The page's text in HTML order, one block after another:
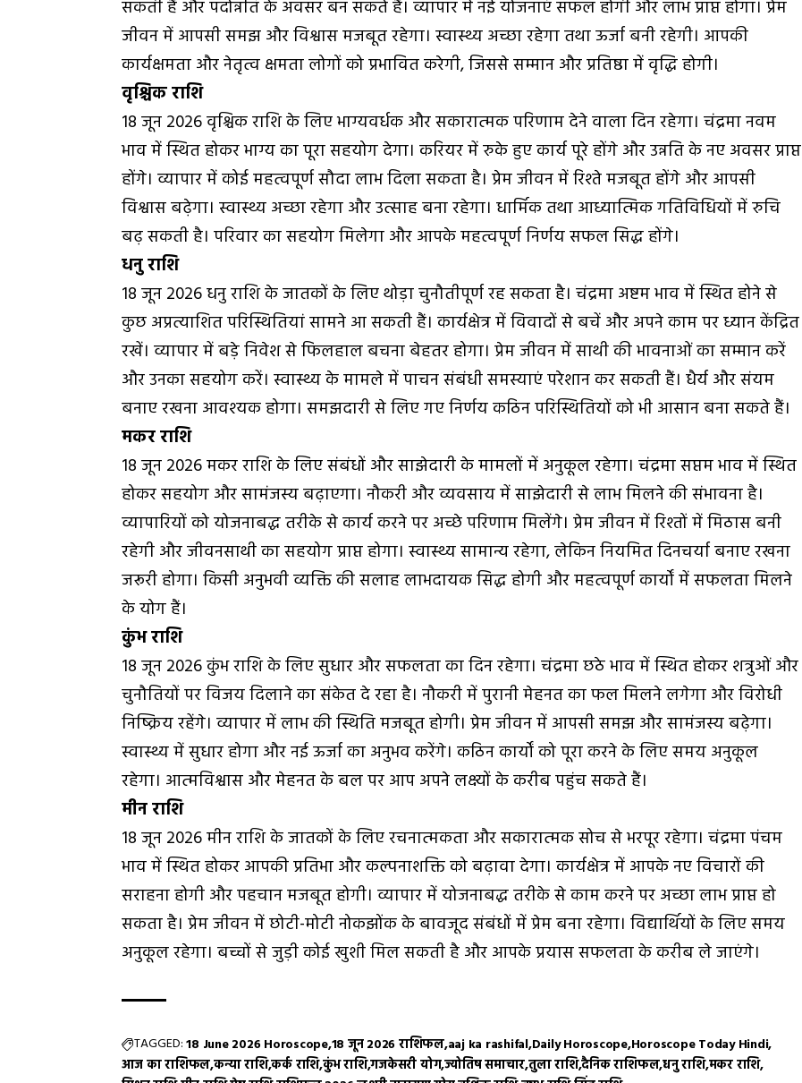
सकती हैं और पदोन्नति के अवसर बन सकते हैं। व्यापार में नई योजनाएं सफल होंगी और लाभ प्राप्त होगा। प्रेम
जीवन में आपसी समझ और विश्वास मजबूत रहेगा। स्वास्थ्य अच्छा रहेगा तथा ऊर्जा बनी रहेगी। आपकी
कार्यक्षमता और नेतृत्व क्षमता लोगों को प्रभावित करेगी, जिससे सम्मान और प्रतिष्ठा में वृद्धि होगी।
वृश्चिक राशि
18 जून 2026 वृश्चिक राशि के लिए भाग्यवर्धक और सकारात्मक परिणाम देने वाला दिन रहेगा। चंद्रमा नवम
भाव में स्थित होकर भाग्य का पूरा सहयोग देगा। करियर में रुके हुए कार्य पूरे होंगे और उन्नति के नए अवसर प्राप्त
होंगे। व्यापार में कोई महत्वपूर्ण सौदा लाभ दिला सकता है। प्रेम जीवन में रिश्ते मजबूत होंगे और आपसी
विश्वास बढ़ेगा। स्वास्थ्य अच्छा रहेगा और उत्साह बना रहेगा। धार्मिक तथा आध्यात्मिक गतिविधियों में रुचि
बढ़ सकती है। परिवार का सहयोग मिलेगा और आपके महत्वपूर्ण निर्णय सफल सिद्ध होंगे।
धनु राशि
18 जून 2026 धनु राशि के जातकों के लिए थोड़ा चुनौतीपूर्ण रह सकता है। चंद्रमा अष्टम भाव में स्थित होने से
कुछ अप्रत्याशित परिस्थितियां सामने आ सकती हैं। कार्यक्षेत्र में विवादों से बचें और अपने काम पर ध्यान केंद्रित
रखें। व्यापार में बड़े निवेश से फिलहाल बचना बेहतर होगा। प्रेम जीवन में साथी की भावनाओं का सम्मान करें
और उनका सहयोग करें। स्वास्थ्य के मामले में पाचन संबंधी समस्याएं परेशान कर सकती हैं। धैर्य और संयम
बनाए रखना आवश्यक होगा। समझदारी से लिए गए निर्णय कठिन परिस्थितियों को भी आसान बना सकते हैं।
मकर राशि
18 जून 2026 मकर राशि के लिए संबंधों और साझेदारी के मामलों में अनुकूल रहेगा। चंद्रमा सप्तम भाव में स्थित
होकर सहयोग और सामंजस्य बढ़ाएगा। नौकरी और व्यवसाय में साझेदारी से लाभ मिलने की संभावना है।
व्यापारियों को योजनाबद्ध तरीके से कार्य करने पर अच्छे परिणाम मिलेंगे। प्रेम जीवन में रिश्तों में मिठास बनी
रहेगी और जीवनसाथी का सहयोग प्राप्त होगा। स्वास्थ्य सामान्य रहेगा, लेकिन नियमित दिनचर्या बनाए रखना
जरूरी होगा। किसी अनुभवी व्यक्ति की सलाह लाभदायक सिद्ध होगी और महत्वपूर्ण कार्यों में सफलता मिलने
के योग हैं।
कुंभ राशि
18 जून 2026 कुंभ राशि के लिए सुधार और सफलता का दिन रहेगा। चंद्रमा छठे भाव में स्थित होकर शत्रुओं और
चुनौतियों पर विजय दिलाने का संकेत दे रहा है। नौकरी में पुरानी मेहनत का फल मिलने लगेगा और विरोधी
निष्क्रिय रहेंगे। व्यापार में लाभ की स्थिति मजबूत होगी। प्रेम जीवन में आपसी समझ और सामंजस्य बढ़ेगा।
स्वास्थ्य में सुधार होगा और नई ऊर्जा का अनुभव करेंगे। कठिन कार्यों को पूरा करने के लिए समय अनुकूल
रहेगा। आत्मविश्वास और मेहनत के बल पर आप अपने लक्ष्यों के करीब पहुंच सकते हैं।
मीन राशि
18 जून 2026 मीन राशि के जातकों के लिए रचनात्मकता और सकारात्मक सोच से भरपूर रहेगा। चंद्रमा पंचम
भाव में स्थित होकर आपकी प्रतिभा और कल्पनाशक्ति को बढ़ावा देगा। कार्यक्षेत्र में आपके नए विचारों की
सराहना होगी और पहचान मजबूत होगी। व्यापार में योजनाबद्ध तरीके से काम करने पर अच्छा लाभ प्राप्त हो
सकता है। प्रेम जीवन में छोटी-मोटी नोकझोंक के बावजूद संबंधों में प्रेम बना रहेगा। विद्यार्थियों के लिए समय
अनुकूल रहेगा। बच्चों से जुड़ी कोई खुशी मिल सकती है और आपके प्रयास सफलता के करीब ले जाएंगे।
TAGGED:18 June 2026 Horoscope18 जून 2026 राशिफलaaj ka rashifalDaily HoroscopeHoroscope Today Hindi
आज का राशिफलकन्या राशिकर्क राशिकुंभ राशिगजकेसरी योगज्योतिष समाचारतुला राशिदैनिक राशिफलधनु राशिमकर राशि